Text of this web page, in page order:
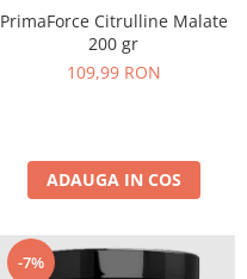
PrimaForce Citrulline Malate
200 gr
109,99 RON
ADAUGA IN COS
-7%